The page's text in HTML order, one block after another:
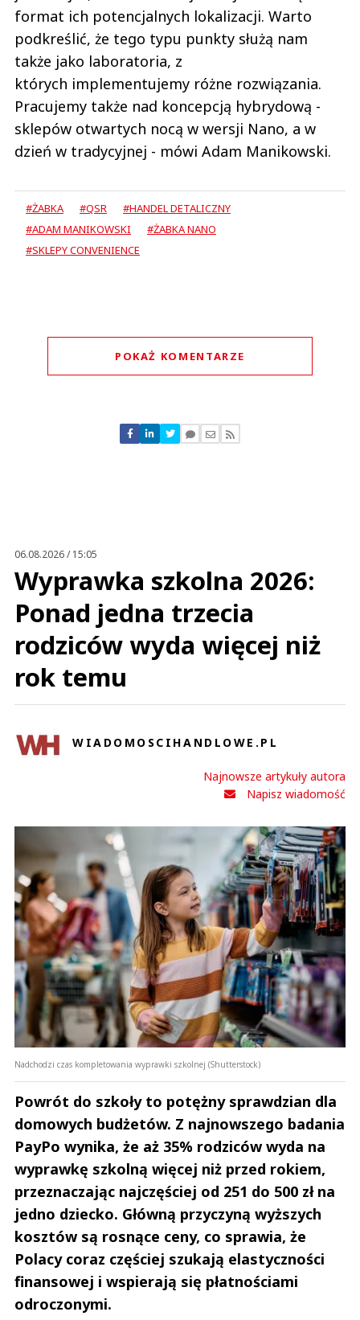
format ich potencjalnych lokalizacji. Warto
podkreślić, że tego typu punkty służą nam
także jako laboratoria, z
których implementujemy różne rozwiązania.
Pracujemy także nad koncepcją hybrydową -
sklepów otwartych nocą w wersji Nano, a w
dzień w tradycyjnej - mówi Adam Manikowski.
#ŻABKA #QSR
#HANDEL DETALICZNY
#ADAM MANIKOWSKI
#ŻABKA NANO
#SKLEPY CONVENIENCE
POKAŻ KOMENTARZE
Nie znaleziono komentarzy
Zostaw swoje komentarze
06.08.2026 / 15:05
Wyprawka szkolna 2026:
Ponad jedna trzecia
rodziców wyda więcej niż
rok temu
WIADOMOSCIHANDLOWE.PL
Najnowsze artykuły autora
Napisz wiadomość
Nadchodzi czas kompletowania wyprawki szkolnej (Shutterstock)
Powrót do szkoły to potężny sprawdzian dla
domowych budżetów. Z najnowszego badania
PayPo wynika, że aż 35% rodziców wyda na
wyprawkę szkolną więcej niż przed rokiem,
przeznaczając najczęściej od 251 do 500 zł na
jedno dziecko. Główną przyczyną wyższych
kosztów są rosnące ceny, co sprawia, że
Polacy coraz częściej szukają elastyczności
finansowej i wspierają się płatnościami
odroczonymi.